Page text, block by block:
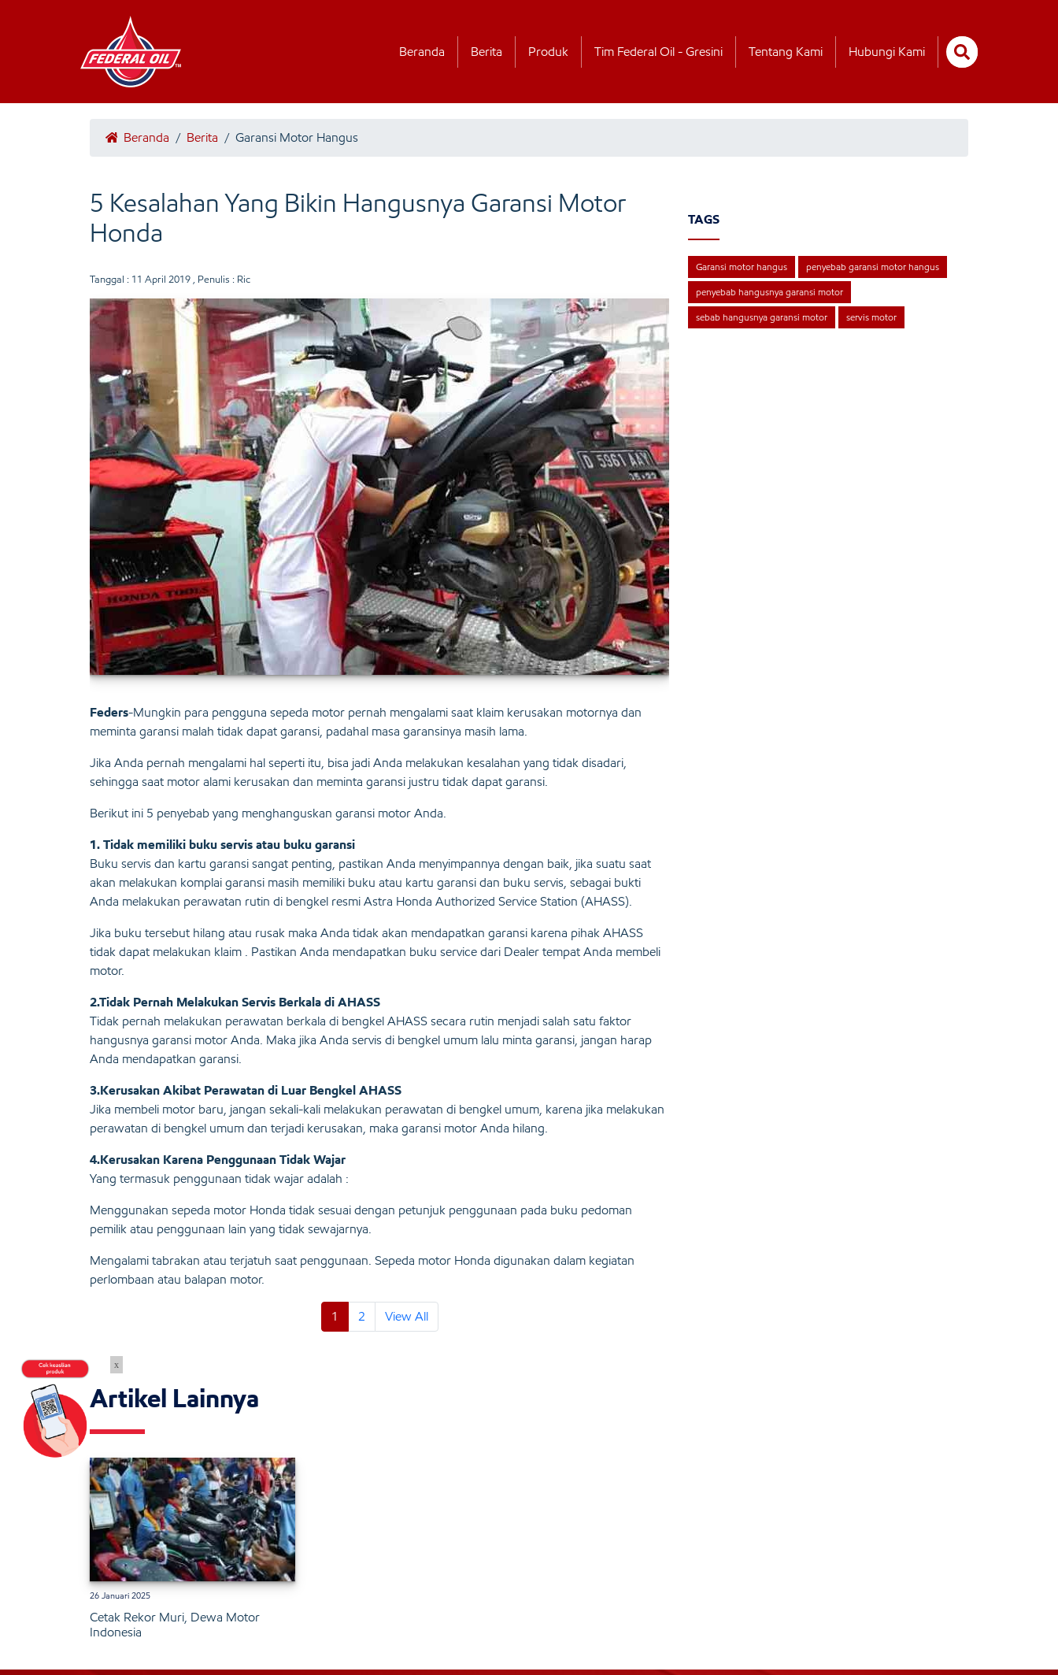
Beranda Berita Produk Tim Federal Oil - Gresini Tentang Kami Hubungi Kami
Beranda / Berita / Garansi Motor Hangus
5 Kesalahan Yang Bikin Hangusnya Garansi Motor
Honda
Tanggal : 11 April 2019 , Penulis : Ric
Feders-Mungkin para pengguna sepeda motor pernah mengalami saat klaim kerusakan motornya dan
meminta garansi malah tidak dapat garansi, padahal masa garansinya masih lama.
Jika Anda pernah mengalami hal seperti itu, bisa jadi Anda melakukan kesalahan yang tidak disadari,
sehingga saat motor alami kerusakan dan meminta garansi justru tidak dapat garansi.
Berikut ini 5 penyebab yang menghanguskan garansi motor Anda.
1. Tidak memiliki buku servis atau buku garansi
Buku servis dan kartu garansi sangat penting, pastikan Anda menyimpannya dengan baik, jika suatu saat
akan melakukan komplai garansi masih memiliki buku atau kartu garansi dan buku servis, sebagai bukti
Anda melakukan perawatan rutin di bengkel resmi Astra Honda Authorized Service Station (AHASS).
Jika buku tersebut hilang atau rusak maka Anda tidak akan mendapatkan garansi karena pihak AHASS
tidak dapat melakukan klaim . Pastikan Anda mendapatkan buku service dari Dealer tempat Anda membeli
motor.
2.Tidak Pernah Melakukan Servis Berkala di AHASS
Tidak pernah melakukan perawatan berkala di bengkel AHASS secara rutin menjadi salah satu faktor
hangusnya garansi motor Anda. Maka jika Anda servis di bengkel umum lalu minta garansi, jangan harap
Anda mendapatkan garansi.
3.Kerusakan Akibat Perawatan di Luar Bengkel AHASS
Jika membeli motor baru, jangan sekali-kali melakukan perawatan di bengkel umum, karena jika melakukan
perawatan di bengkel umum dan terjadi kerusakan, maka garansi motor Anda hilang.
4.Kerusakan Karena Penggunaan Tidak Wajar
Yang termasuk penggunaan tidak wajar adalah :
Menggunakan sepeda motor Honda tidak sesuai dengan petunjuk penggunaan pada buku pedoman
pemilik atau penggunaan lain yang tidak sewajarnya.
Mengalami tabrakan atau terjatuh saat penggunaan. Sepeda motor Honda digunakan dalam kegiatan
perlombaan atau balapan motor.
1 2 View All
TAGS
Garansi motor hangus penyebab garansi motor hangus
penyebab hangusnya garansi motor
sebab hangusnya garansi motor servis motor
Artikel Lainnya
26 Januari 2025
Cetak Rekor Muri, Dewa Motor
Indonesia
x